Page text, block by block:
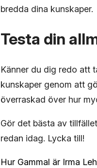
bredda dina kunskaper.
Testa din
Känner du dig redo att
kunskaper genom att
överraskad över hur
Gör det bästa av
redan idag. Lycka till!
Hur Gammal är Irma